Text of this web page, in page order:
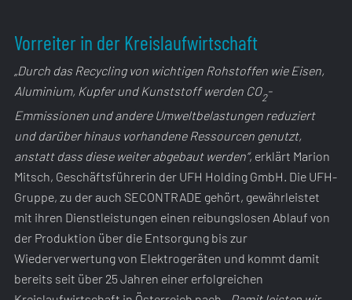
Vorreiter in der Kreislaufwirtschaft
„Durch das Recycling von wichtigen Rohstoffen wie Eisen,
Aluminium, Kupfer und Kunststoff werden CO2-
Emmissionen und andere Umweltbelastungen reduziert
und darüber hinaus vorhandene Ressourcen genutzt,
anstatt dass diese weiter abgebaut werden“, erklärt Marion
Mitsch, Geschäftsführerin der UFH Holding GmbH. Die UFH-
Gruppe, zu der auch SECONTRADE gehört, gewährleistet
mit ihren Dienstleistungen einen reibungslosen Ablauf von
der Produktion über die Entsorgung bis zur
Wiederverwertung von Elektrogeräten und kommt damit
bereits seit über 25 Jahren einer erfolgreichen